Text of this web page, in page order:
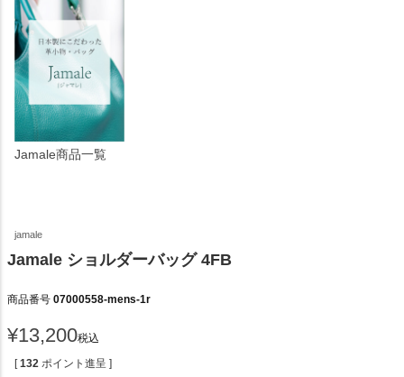
Jamale商品一覧
jamale
Jamale ショルダーバッグ 4FB
商品番号 07000558-mens-1r
¥13,200税込
[ 132 ポイント進呈 ]